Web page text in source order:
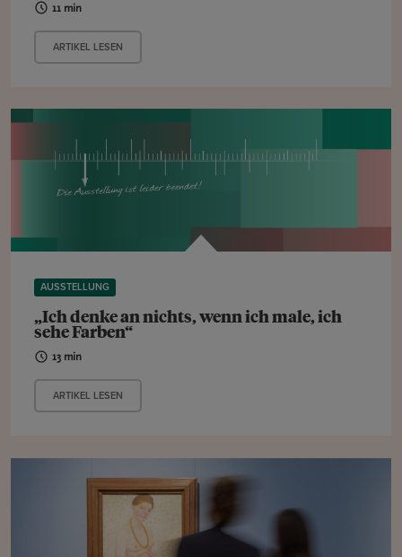
11 min
ARTIKEL LESEN
AUSSTELLUNG
„Ich denke an nichts, wenn ich male, ich
sehe Farben“
13 min
ARTIKEL LESEN